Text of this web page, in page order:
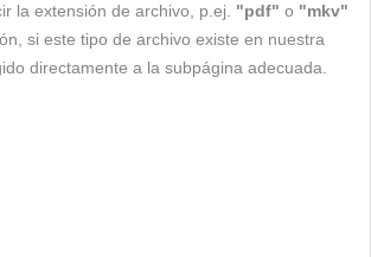
la extensión de archivo, p.ej. "pdf" o "mkv"
si este tipo de archivo existe en nuestra
directamente a la subpágina adecuada.